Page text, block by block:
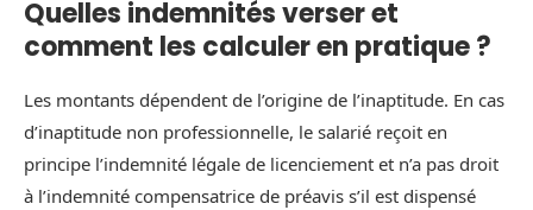
Quelles indemnités verser et
comment les calculer en pratique ?
Les montants dépendent de l’origine de l’inaptitude. En cas
d’inaptitude non professionnelle, le salarié reçoit en
principe l’indemnité légale de licenciement et n’a pas droit
à l’indemnité compensatrice de préavis s’il est dispensé